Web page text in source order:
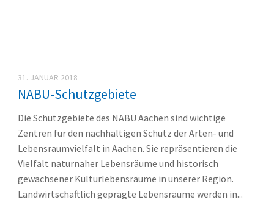
31. JANUAR 2018
NABU-Schutzgebiete
Die Schutzgebiete des NABU Aachen sind wichtige
Zentren für den nachhaltigen Schutz der Arten- und
Lebensraumvielfalt in Aachen. Sie repräsentieren die
Vielfalt naturnaher Lebensräume und historisch
gewachsener Kulturlebensräume in unserer Region.
Landwirtschaftlich geprägte Lebensräume werden in...